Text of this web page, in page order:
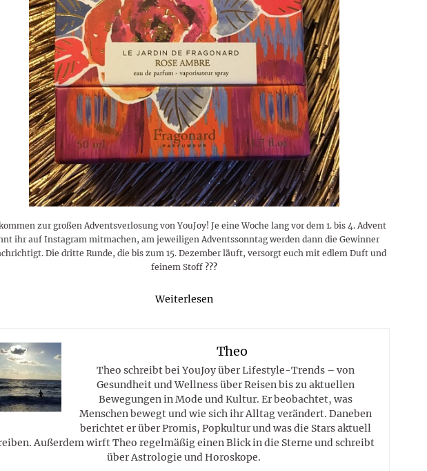
und
beim
2026
zur großen Adventsverlosung von YouJoy! Je eine Woche lang vor dem 1. bis 4. Advent
ihr auf Instagram mitmachen, am jeweiligen Adventssonntag werden dann die Gewinner
Die dritte Runde, die bis zum 15. Dezember läuft, versorgt euch mit edlem Duft und
feinem Stoff ???
Weiterlesen
Theo
Theo schreibt bei YouJoy über Lifestyle-Trends – von
Gesundheit und Wellness über Reisen bis zu aktuellen
Bewegungen in Mode und Kultur. Er beobachtet, was
Menschen bewegt und wie sich ihr Alltag verändert. Daneben
berichtet er über Promis, Popkultur und was die Stars aktuell
Außerdem wirft Theo regelmäßig einen Blick in die Sterne und schreibt
über Astrologie und Horoskope.